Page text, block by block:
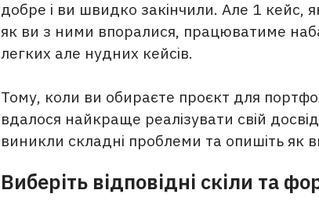
добре і ви швидко закінчили. Але 1 кейс,
як ви з ними впоралися, працюватиме
легких але нудних кейсів.
Тому, коли ви обираєте проєкт для
вдалося найкраще реалізувати свій
виникли складні проблеми та опишіть як
Виберіть відповідні скіли та